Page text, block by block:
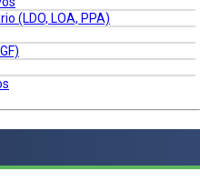
(LDO, LOA, PPA)